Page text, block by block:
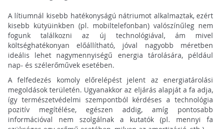
A lítiumnál kisebb hatékonyságú nátriumot alkalmaztak, ezért
kisebb kütyüinkben (pl. mobiltelefonban) valószínűleg nem
fogunk találkozni az új technológiával, ám mivel
költséghatékonyan előállítható, jóval nagyobb méretben
ideális lehet nagymennyiségű energia tárolására, például
nap- és szélerőművek esetében.
A felfedezés komoly előrelépést jelent az energiatárolási
megoldások területén. Ugyanakkor az eljárás alapját a fa adja,
így természetvédelmi szempontból kérdéses a technológia
pozitív megítélése, egészen addig, amíg pontosabb
információval nem szolgálnak a kutatók (pl. mennyi fa